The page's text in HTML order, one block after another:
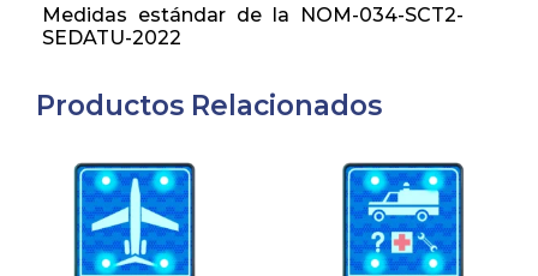
Medidas estándar de la NOM-034-SCT2-
SEDATU-2022
Productos Relacionados